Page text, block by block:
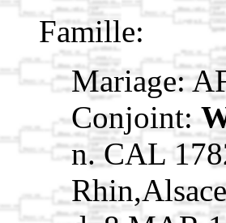
Famille:
Mariage:
Conjoint:
n. CAL